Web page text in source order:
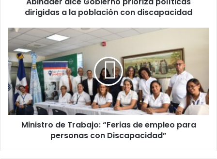
discapacidad
dirigidas a la población con discapacidad
Ministro
de
Trabajo:
“Ferias
de
empleo
para
personas
con
Discapacidad”
Ministro de Trabajo: “Ferias de empleo para
personas con Discapacidad”